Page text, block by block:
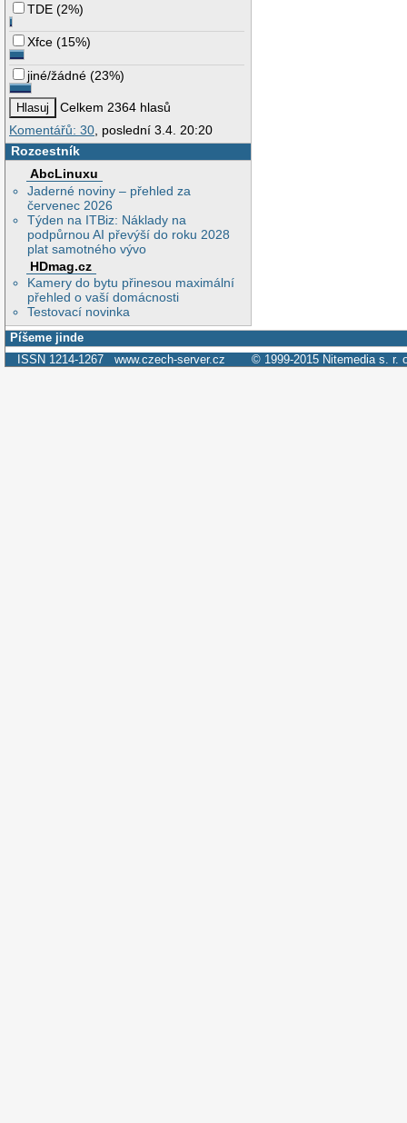
TDE (2%)
Xfce (15%)
jiné/žádné (23%)
Celkem 2364 hlasů
Komentářů: 30, poslední 3.4. 20:20
Rozcestník
AbcLinuxu
Jaderné noviny – přehled za
červenec 2026
Týden na ITBiz: Náklady na
podpůrnou AI převýší do roku 2028
plat samotného vývo
HDmag.cz
Kamery do bytu přinesou maximální
přehled o vaší domácnosti
Testovací novinka
Píšeme jinde
ISSN 1214-1267 www.czech-server.cz © 1999-2015 Nitemedia s. r.